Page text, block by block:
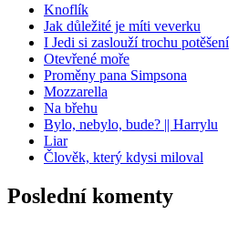
Knoflík
Jak důležité je míti veverku
I Jedi si zaslouží trochu potěšení
Otevřené moře
Proměny pana Simpsona
Mozzarella
Na břehu
Bylo, nebylo, bude? || Harrylu
Liar
Člověk, který kdysi miloval
Poslední komenty